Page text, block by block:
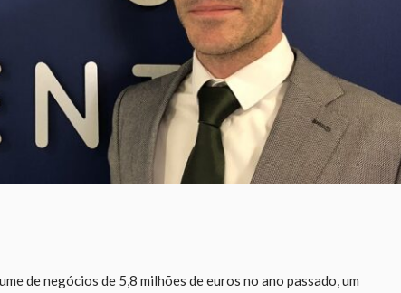
de negócios de 5,8 milhões de euros no ano passado, um